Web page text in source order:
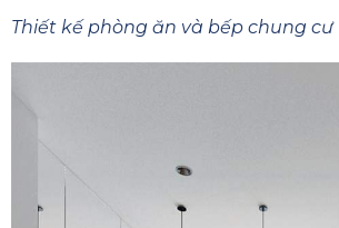
Thiết kế phòng ăn và bếp chung cư